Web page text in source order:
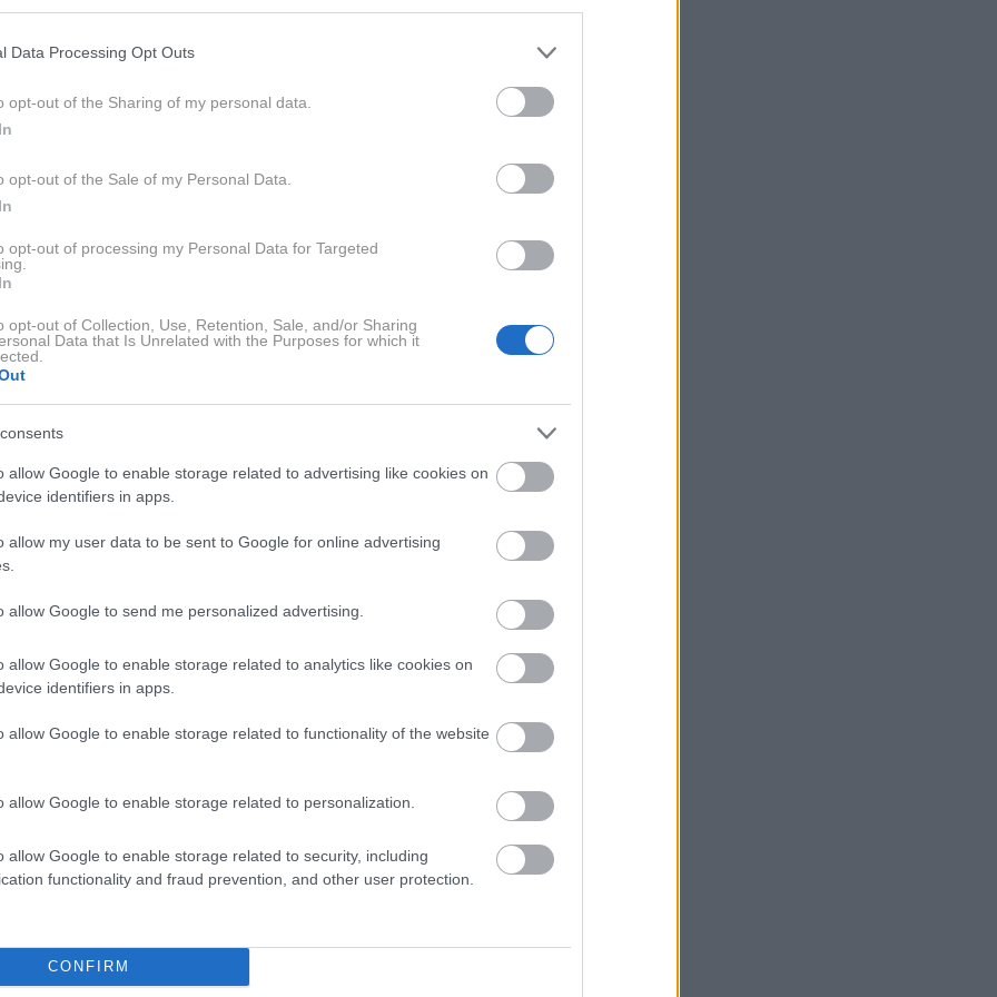
Data Processing Opt Outs
opt-out of the Sharing of my personal data.
opt-out of the Sale of my Personal Data.
opt-out of processing my Personal Data for Targeted
opt-out of Collection, Use, Retention, Sale, and/or Sharing
Data that Is Unrelated with the Purposes for which it
allow Google to enable storage related to advertising like cookies on
identifiers in apps.
allow my user data to be sent to Google for online advertising
allow Google to send me personalized advertising.
allow Google to enable storage related to analytics like cookies on
identifiers in apps.
allow Google to enable storage related to functionality of the website
allow Google to enable storage related to personalization.
allow Google to enable storage related to security, including
functionality and fraud prevention, and other user protection.
CONFIRM
kače
je v vozilu kača, je odvržena kačja koža
en do tri mesece. Če najdete odvrženo kožo, to
zadrževala že nekaj časa," pravi West.
ali črni, z belim koncem - sečna kislina),izbljuvana
ternenavaden vonj – oster, mošusen, včasih
izloček kače.
se v avtomobilu skriva
na
sami
. Ustavite vozilo, izstopite in takoj pokličite
pod armaturno ploščo, so lahko opozorilni znak.